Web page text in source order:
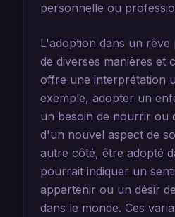
personnelle ou
L'adoption dans un rêve
de diverses manières et
offre une interprétation
exemple, adopter un
un besoin de nourrir ou
d'un nouvel aspect de
autre côté, être adopté
pourrait indiquer un
appartenir ou un désir
dans le monde. Ces